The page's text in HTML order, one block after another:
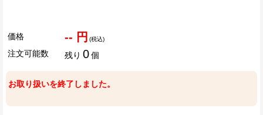
価格 -- 円 (税込)
注文可能数 残り 0個
お取り扱いを終了しました。